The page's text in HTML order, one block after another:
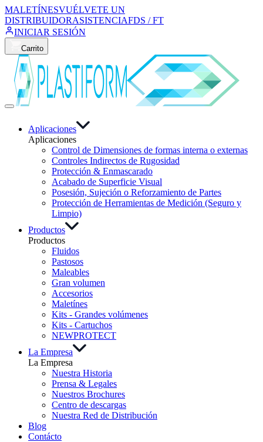
MALETÍNESVUÉLVETE UN
DISTRIBUIDORASISTENCIAFDS / FT
INICIAR SESIÓN
Carrito
Aplicaciones
Aplicaciones
Control de Dimensiones de formas interna o externas
Controles Indirectos de Rugosidad
Protección & Enmascarado
Acabado de Superficie Visual
Posesión, Sujeción o Reforzamiento de Partes
Protección de Herramientas de Medición (Seguro y
Limpio)
Productos
Productos
Fluidos
Pastosos
Maleables
Gran volumen
Accesorios
Maletínes
Kits - Grandes volúmenes
Kits - Cartuchos
NEWPROTECT
La Empresa
La Empresa
Nuestra Historia
Prensa & Legales
Nuestros Brochures
Centro de descargas
Nuestra Red de Distribución
Blog
Contácto